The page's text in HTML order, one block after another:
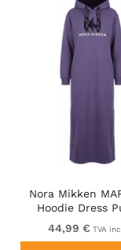
Nora Mikken
Hoodie Dress
44,99 € TVA